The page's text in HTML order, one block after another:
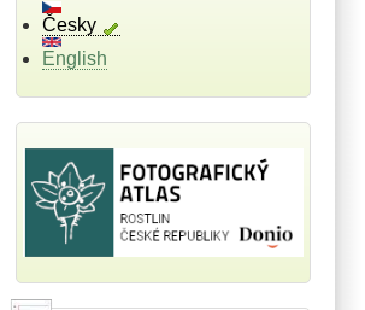
Česky
English